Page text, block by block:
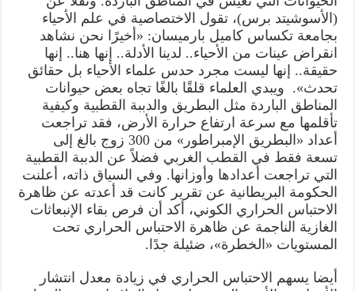
(الأسوشيتد برس)، تقول الاختصاصية في علم الأحياء
بجامعة تكساس كاميل بارميسان: «أخيرًا نحن نشاهد
انقراض عينات من الأحياء.. لدينا الأدلة.. إنها هنا.. إنها
حقيقة.. إنها ليست مجرد حدس علماء الأحياء بل حقائق
تحدث». ‏ ويبدي العلماء قلقًا بالغًا تجاه بعض حيوانات
المناطق الباردة مثل البطريق والدببة القطبية وكيفية
تأقلمها مع سرعة ارتفاع حرارة الأرض، فقد تراجعت
أعداد «البطريق الإمبراطور» من 300 زوج بالغ إلى
تسعة فقط في القطب الغربي فضلاً عن الدببة القطبية
التي تراجعت أعدادها وأوزانها. وفي السياق ذاته، أعلنت
الحكومة البريطانية عن تقرير كانت قد أعدته عن ظاهرة
الاحتباس الحراري الكوني، أكد أن فرص بقاء الإنبعاثات
الغازية الناجمة عن ظاهرة الاحتباس الحراري تحت
المستويات «الخطرة»، ضئيلة جدًا.
أيضا يسهم الاحتباس الحراري في زيادة معدل انتشار